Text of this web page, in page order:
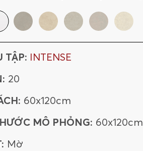
612INCRNA
TẬP: INTENSE
20
60x120cm
MÔ PHỎNG: 60x120cm
Mờ